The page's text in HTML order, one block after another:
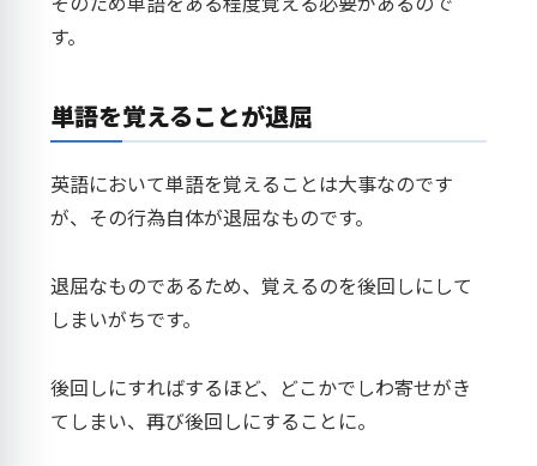
す。
単語を覚えることが退屈
英語において単語を覚えることは大事なのです
が、その行為自体が退屈なものです。
退屈なものであるため、覚えるのを後回しにして
しまいがちです。
後回しにすればするほど、どこかでしわ寄せがき
てしまい、再び後回しにすることに。